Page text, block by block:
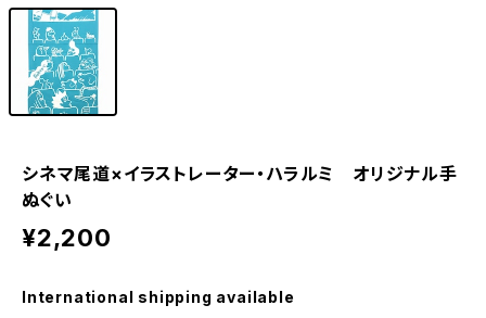
シネマ尾道×イラストレーター・ハラルミ オリジナル手
ぬぐい
¥2,200
International shipping available